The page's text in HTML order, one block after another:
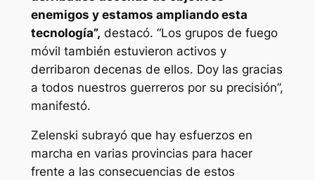
enemigos y estamos ampliando esta
tecnología”, destacó. “Los grupos de fuego
móvil también estuvieron activos y
derribaron decenas de ellos. Doy las gracias
a todos nuestros guerreros por su precisión”,
manifestó.
Zelenski subrayó que hay esfuerzos en
marcha en varias provincias para hacer
frente a las consecuencias de estos